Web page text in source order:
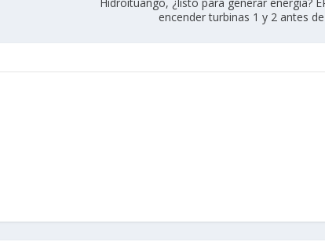
encender turbinas 1 y 2 antes